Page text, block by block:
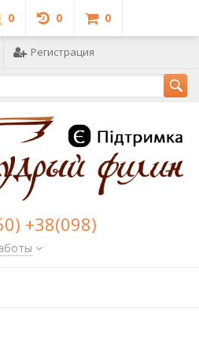
0 0 0
Регистрация
+38(098)